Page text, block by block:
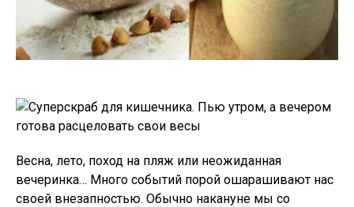
Весна, лето, поход на пляж или неожиданная
вечеринка… Много событий порой ошарашивают нас
своей внезапностью. Обычно накануне мы со